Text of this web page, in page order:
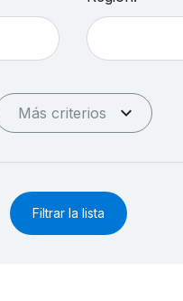
Más criterios
Filtrar la lista